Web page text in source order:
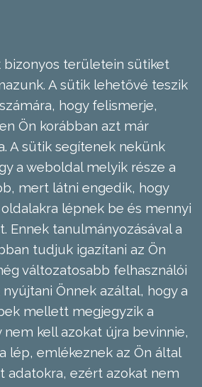
területein sütiket
A sütik lehetővé teszik
hogy felismerje,
Ön korábban azt már
A sütik segítenek nekünk
a weboldal melyik része a
mert látni engedik, hogy
lépnek be és mennyi
Ennek tanulmányozásával a
tudjuk igazítani az Ön
változatosabb felhasználói
Önnek azáltal, hogy a
mellett megjegyzik a
nem kell azokat újra bevinnie,
lép, emlékeznek az Ön által
adatokra, ezért azokat nem